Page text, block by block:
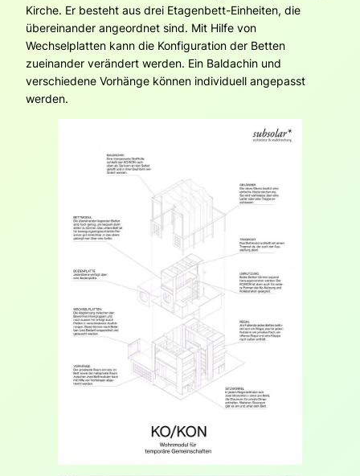
Kirche. Er besteht aus drei Etagenbett-Einheiten, die
übereinander angeordnet sind. Mit Hilfe von
Wechselplatten kann die Konfiguration der Betten
zueinander verändert werden. Ein Baldachin und
verschiedene Vorhänge können individuell angepasst
werden.